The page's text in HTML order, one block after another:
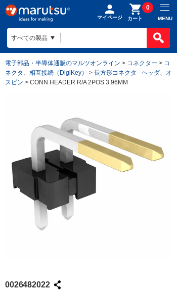
マイページ カート
0
MENU
電子部品・半導体通販のマルツオンライン > コネクター > コ
ネクタ、相互接続（DigiKey）
> 長方形コネクタ - ヘッダ、オ
スピン > CONN HEADER R/A 2POS 3.96MM
0026482022